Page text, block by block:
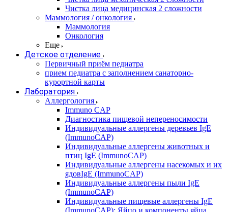
Чистка лица медицинская 2 сложности
Маммология / онкология
Маммология
Онкология
Еще
Детское отделение
Первичный приём педиатра
прием педиатра с заполнением санаторно-
курортной карты
Лаборатория
Аллергология
Immuno CAP
Диагностика пищевой непереносимости
Индивидуальные аллергены деревьев IgE
(ImmunoCAP)
Индивидуальные аллергены животных и
птиц IgE (ImmunoCAP)
Индивидуальные аллергены насекомых и их
ядовIgE (ImmunoCAP)
Индивидуальные аллергены пыли IgE
(ImmunoCAP)
Индивидуальные пищевые аллергены IgE
(ImmunoCAP): Яйцо и компоненты яйца